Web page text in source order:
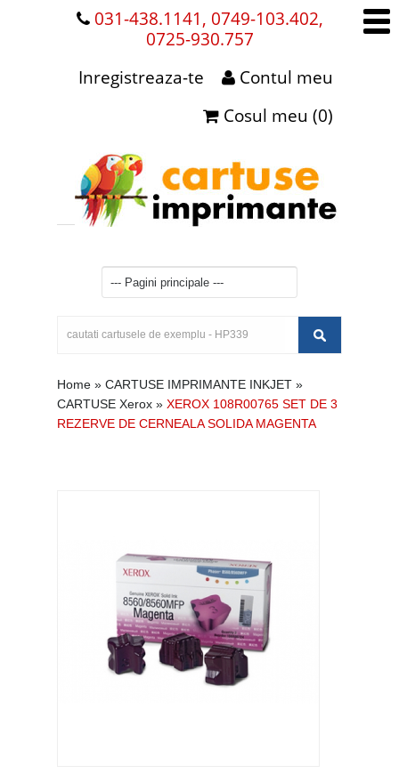
031-438.1141, 0749-103.402,
0725-930.757
Contul meu
Inregistreaza-te
Cosul meu (0)
Home » CARTUSE IMPRIMANTE INKJET »
CARTUSE Xerox » XEROX 108R00765 SET DE 3
REZERVE DE CERNEALA SOLIDA MAGENTA